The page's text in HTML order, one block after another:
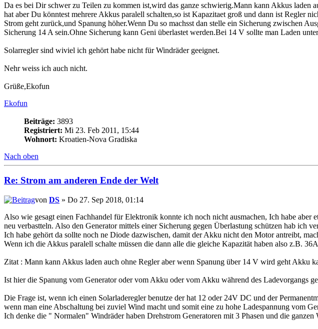
Da es bei Dir schwer zu Teilen zu kommen ist,wird das ganze schwierig.Mann kann Akkus
hat aber Du könntest mehrere Akkus paralell schalten,so ist Kapazitaet groß und dann ist Regler
Strom geht zurück,und Spanung höher.Wenn Du so machsst dan stelle ein Sicherung zwischen
Sicherung 14 A sein.Ohne Sicherung kann Geni überlastet werden.Bei 14 V sollte man Laden
Solarregler sind wiviel ich gehört habe nicht für Windräder geeignet.
Nehr weiss ich auch nicht.
Grüße,Ekofun
Ekofun
Beiträge: 3893
Registriert: Mi 23. Feb 2011, 15:44
Wohnort: Kroatien-Nova Gradiska
Nach oben
Re: Strom am anderen Ende der Welt
von DS » Do 27. Sep 2018, 01:14
Also wie gesagt einen Fachhandel für Elektronik konnte ich noch nicht ausmachen, Ich habe
neu verbastteln. Also den Generator mittels einer Sicherung gegen Überlastung schützen hab ich
Ich habe gehört da sollte noch ne Diode dazwischen, damit der Akku nicht den Motor antreibt,
Wenn ich die Akkus paralell schalte müssen die dann alle die gleiche Kapazität haben also z.B.
Zitat : Mann kann Akkus laden auch ohne Regler aber wenn Spanung über 14 V wird geht Akku
Ist hier die Spanung vom Generator oder vom Akku oder vom Akku während des Ladevorgangs
Die Frage ist, wenn ich einen Solarladeregler benutze der hat 12 oder 24V DC und der
wenn man eine Abschaltung bei zuviel Wind macht und somit eine zu hohe Ladespannung vom
Ich denke die " Normalen" Windräder haben Drehstrom Generatoren mit 3 Phasen und die